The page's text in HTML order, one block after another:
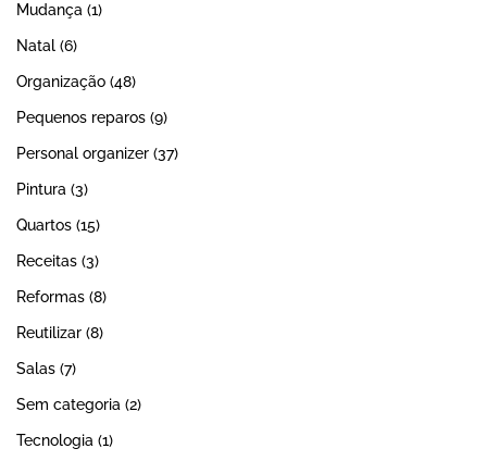
Mudança (1)
Natal (6)
Organização (48)
Pequenos reparos (9)
Personal organizer (37)
Pintura (3)
Quartos (15)
Receitas (3)
Reformas (8)
Reutilizar (8)
Salas (7)
Sem categoria (2)
Tecnologia (1)